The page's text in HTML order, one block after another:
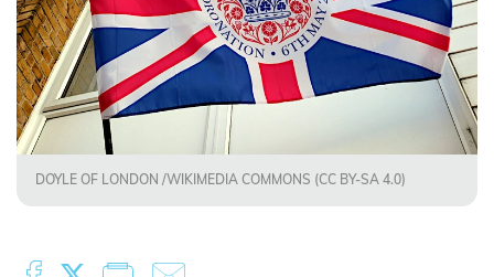
DOYLE OF LONDON /WIKIMEDIA COMMONS (CC BY-SA 4.0)